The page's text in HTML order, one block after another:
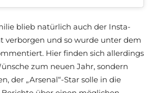
blieb natürlich auch der Insta-
verborgen und so wurde unter dem
Hier finden sich allerdings
zum neuen Jahr, sondern
der „Arsenal“-Star solle in die